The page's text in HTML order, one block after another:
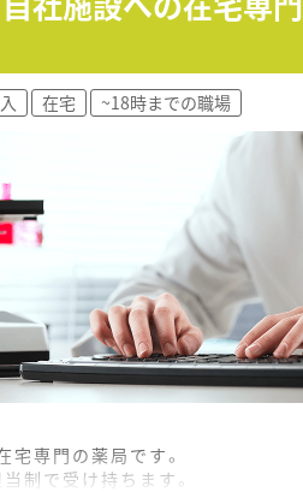
在宅 ~18時までの職場
専門の薬局です。
制で受け持ちます。